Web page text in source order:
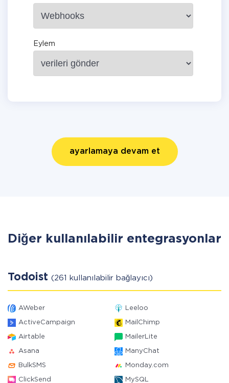
Eylem
ayarlamaya devam et
Diğer kullanılabilir entegrasyonlar
Todoist (261 kullanılabilir bağlayıcı)
AWeber Leeloo
ActiveCampaign MailChimp
Airtable MailerLite
Asana ManyChat
BulkSMS Monday.com
ClickSend MySQL